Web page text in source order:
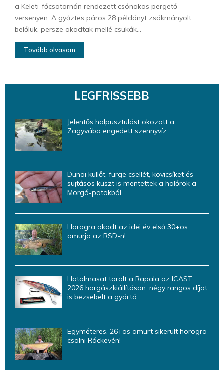
a Keleti-főcsatornán rendezett csónakos pergető
versenyen. A győztes páros 28 példányt zsákmányolt
belőlük, persze akadtak mellé csukák...
Tovább olvasom
LEGFRISSEBB
Jelentős halpusztulást okozott a
Zagyvába engedett szennyvíz
Dunai küllőt, fürge csellét, kövicsíket és
sujtásos küszt is mentettek a halőrök a
Morgó-patakból
Horogra akadt az idei év első 30+os
amurja az RSD-n!
Hatalmasat tarolt a Rapala az ICAST
2026 horgászkiállításon: négy rangos díjat
is bezsebelt a gyártó
Egyméteres, 26+os amurt sikerült horogra
csalni Ráckevén!